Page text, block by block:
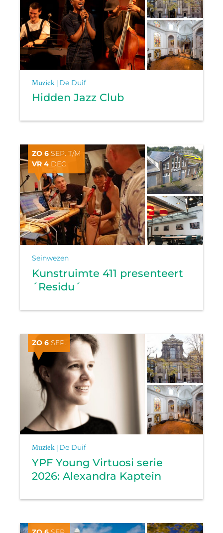
Muziek | De Duif
Hidden Jazz Club
ZO 6 SEP. T/M
VR 4 DEC.
Seinwezen
Kunstruimte 411 presenteert
´Residu´
ZO 6 SEP.
Muziek | De Duif
YPF Young Virtuosi serie
2026: Alexandra Kaptein